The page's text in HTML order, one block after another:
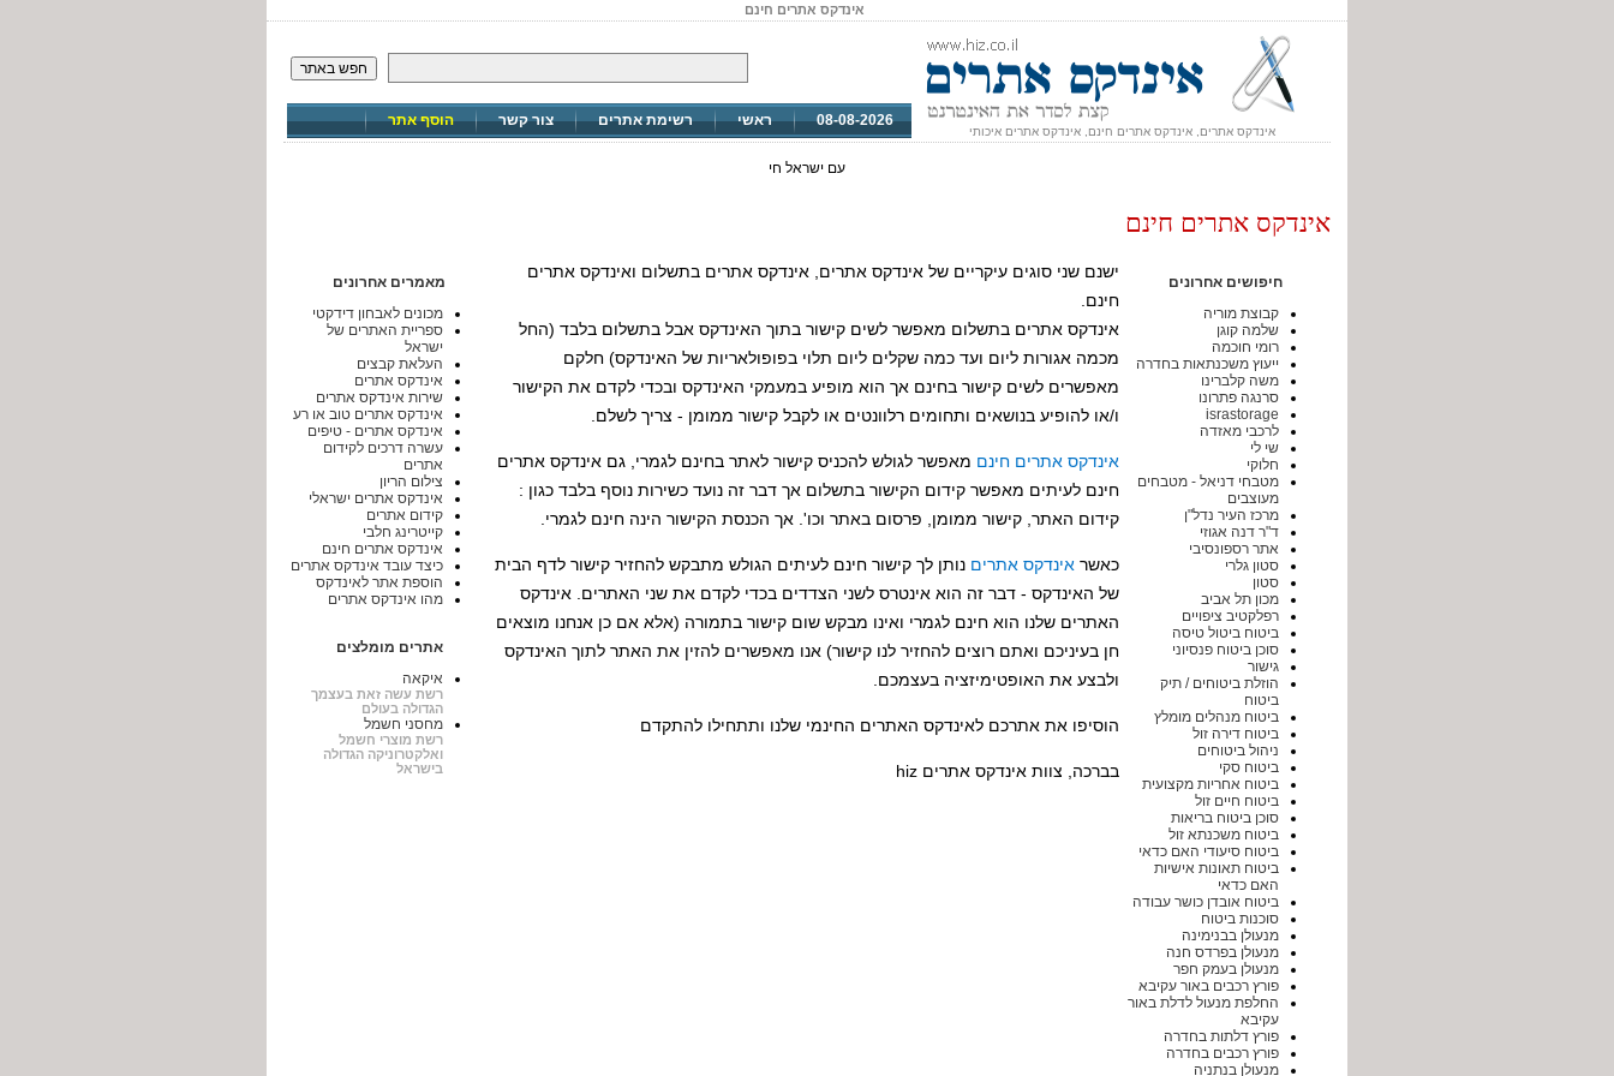
אינדקס אתרים חינם
אינדקס אתרים, אינדקס אתרים חינם, אינדקס אתרים איכותי
חפש באתר
08-08-2026 ראשי רשימת אתרים צור קשר הוסף אתר
עם ישראל חי
אינדקס אתרים חינם
חיפושים אחרונים
קבוצת מוריה
שלמה קוגן
רומי חוכמה
ייעוץ משכנתאות בחדרה
משה קלברינו
סרנגה פתרונו
israstorage
לרכבי מאזדה
שי לי
חלוקי
מטבחי דניאל - מטבחים
מעוצבים
מרכז העיר נדל"ן
ד"ר דנה אגוזי
אתר רספונסיבי
סטון גלרי
סטון
מכון תל אביב
רפלקטיב ציפויים
ביטוח ביטול טיסה
סוכן ביטוח פנסיוני
גישור
הוזלת ביטוחים / תיק
ביטוח
ביטוח מנהלים מומלץ
ביטוח דירה זול
ניהול ביטוחים
ביטוח סקי
ביטוח אחריות מקצועית
ביטוח חיים זול
סוכן ביטוח בריאות
ביטוח משכנתא זול
ביטוח סיעודי האם כדאי
ביטוח תאונות אישיות
האם כדאי
ביטוח אובדן כושר עבודה
סוכנות ביטוח
מנעולן בבנימינה
מנעולן בפרדס חנה
מנעולן בעמק חפר
פורץ רכבים באור עקיבא
החלפת מנעול לדלת באור
עקיבא
פורץ דלתות בחדרה
פורץ רכבים בחדרה
מנעולן בנתניה
ישנם שני סוגים עיקריים של אינדקס אתרים, אינדקס אתרים בתשלום ואינדקס אתרים
חינם.
אינדקס אתרים בתשלום מאפשר לשים קישור בתוך האינדקס אבל בתשלום בלבד (החל
מכמה אגורות ליום ועד כמה שקלים ליום תלוי בפופולאריות של האינדקס) חלקם
מאפשרים לשים קישור בחינם אך הוא מופיע במעמקי האינדקס ובכדי לקדם את הקישור
ו/או להופיע בנושאים ותחומים רלוונטים או לקבל קישור ממומן - צריך לשלם.
אינדקס אתרים חינם מאפשר לגולש להכניס קישור לאתר בחינם לגמרי, גם אינדקס אתרים
חינם לעיתים מאפשר קידום הקישור בתשלום אך דבר זה נועד כשירות נוסף בלבד כגון :
קידום האתר, קישור ממומן, פרסום באתר וכו'. אך הכנסת הקישור הינה חינם לגמרי.
כאשר אינדקס אתרים נותן לך קישור חינם לעיתים הגולש מתבקש להחזיר קישור לדף הבית
של האינדקס - דבר זה הוא אינטרס לשני הצדדים בכדי לקדם את שני האתרים. אינדקס
האתרים שלנו הוא חינם לגמרי ואינו מבקש שום קישור בתמורה (אלא אם כן אנחנו מוצאים
חן בעיניכם ואתם רוצים להחזיר לנו קישור) אנו מאפשרים להזין את האתר לתוך האינדקס
ולבצע את האופטימיזציה בעצמכם.
הוסיפו את אתרכם לאינדקס האתרים החינמי שלנו ותתחילו להתקדם
בברכה, צוות אינדקס אתרים hiz
מאמרים אחרונים
מכונים לאבחון דידקטי
ספריית האתרים של
ישראל
העלאת קבצים
אינדקס אתרים
שירות אינדקס אתרים
אינדקס אתרים טוב או רע
אינדקס אתרים - טיפים
עשרה דרכים לקידום
אתרים
צילום הריון
אינדקס אתרים ישראלי
קידום אתרים
קייטרינג חלבי
אינדקס אתרים חינם
כיצד עובד אינדקס אתרים
הוספת אתר לאינדקס
מהו אינדקס אתרים
אתרים מומלצים
איקאה
רשת עשה זאת בעצמך
הגדולה בעולם
מחסני חשמל
רשת מוצרי חשמל
ואלקטרוניקה הגדולה
בישראל